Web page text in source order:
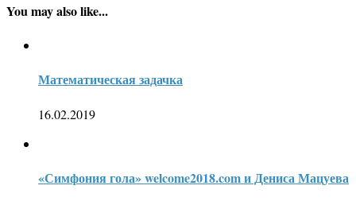
You may also like...
Математическая задачка
16.02.2019
«Симфония гола» welcome2018.com и Дениса Мацуева